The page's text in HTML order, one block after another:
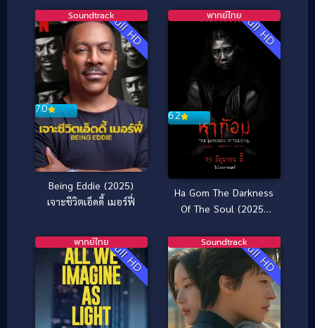
Full HD
7.0
Soundtrack
Being Eddie (2025)
เจาะชีวิตเอ็ดดี้ เมอร์ฟี่
Full HD
6.2
พากย์ไทย
Ha Gom The Darkness
Of The Soul (2025)
Full HD
พากย์ไทย Full HD
Soundtrack